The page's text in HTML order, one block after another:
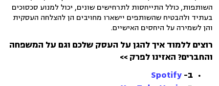
השותפות, כולל התייחסות לתרחישים שונים, יכול למנוע סכסוכים
בעתיד ולהבטיח שהשותפים יישארו מחויבים הן להצלחה העסקית
והן לשמירה על היחסים האישיים.
רוצים ללמוד איך להגן על העסק שלכם וגם על המשפחה
והחברים? האזינו לפרק >>
ב- Spotify